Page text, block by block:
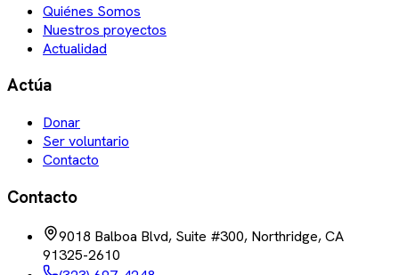
Quiénes Somos
Nuestros proyectos
Actualidad
Actúa
Donar
Ser voluntario
Contacto
Contacto
9018 Balboa Blvd, Suite #300, Northridge, CA
91325-2610